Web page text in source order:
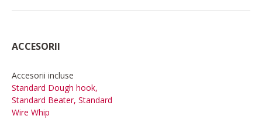
ACCESORII
Accesorii incluse
Standard Dough hook,
Standard Beater, Standard
Wire Whip